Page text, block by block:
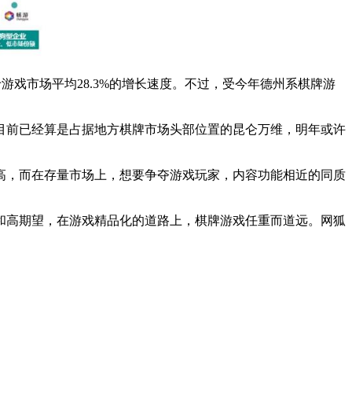
戏市场平均28.3%的增长速度。不过，受今年德州系棋牌游
已经算是占据地方棋牌市场头部位置的昆仑万维，明年或许
而在存量市场上，想要争夺游戏玩家，内容功能相近的同质
期望，在游戏精品化的道路上，棋牌游戏任重而道远。 网狐